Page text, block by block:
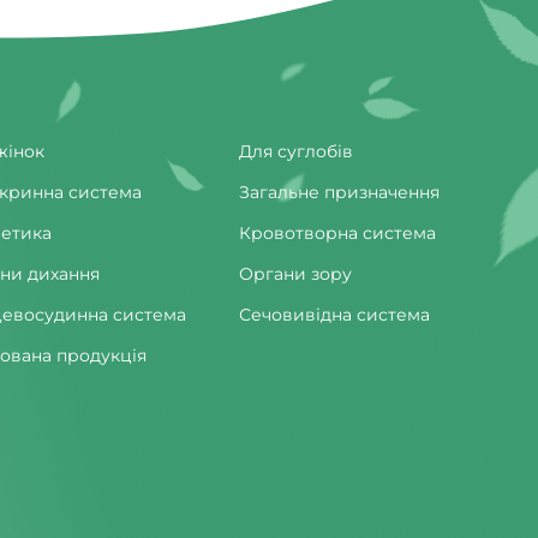
Для суглобів
система
Загальне призначення
Кровотворна система
дихання
Органи зору
система
Сечовивідна система
продукція